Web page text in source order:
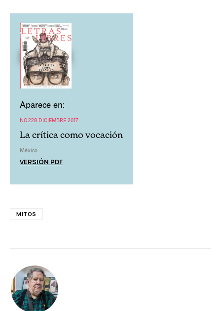
Aparece en:
NO.228 DICIEMBRE 2017
La crítica como vocación
México
VERSIÓN PDF
MITOS